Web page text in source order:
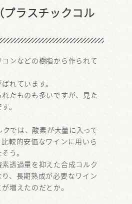
ラスチックコル
ンなどの樹脂から作られて
れています。
たものも多いですが、見た
。
クでは、酸素が大量に入って
較的安価なワインに用いら
う。
透過量を抑えた合成コルク
、長期熟成が必要なワイン
増えたのだとか。